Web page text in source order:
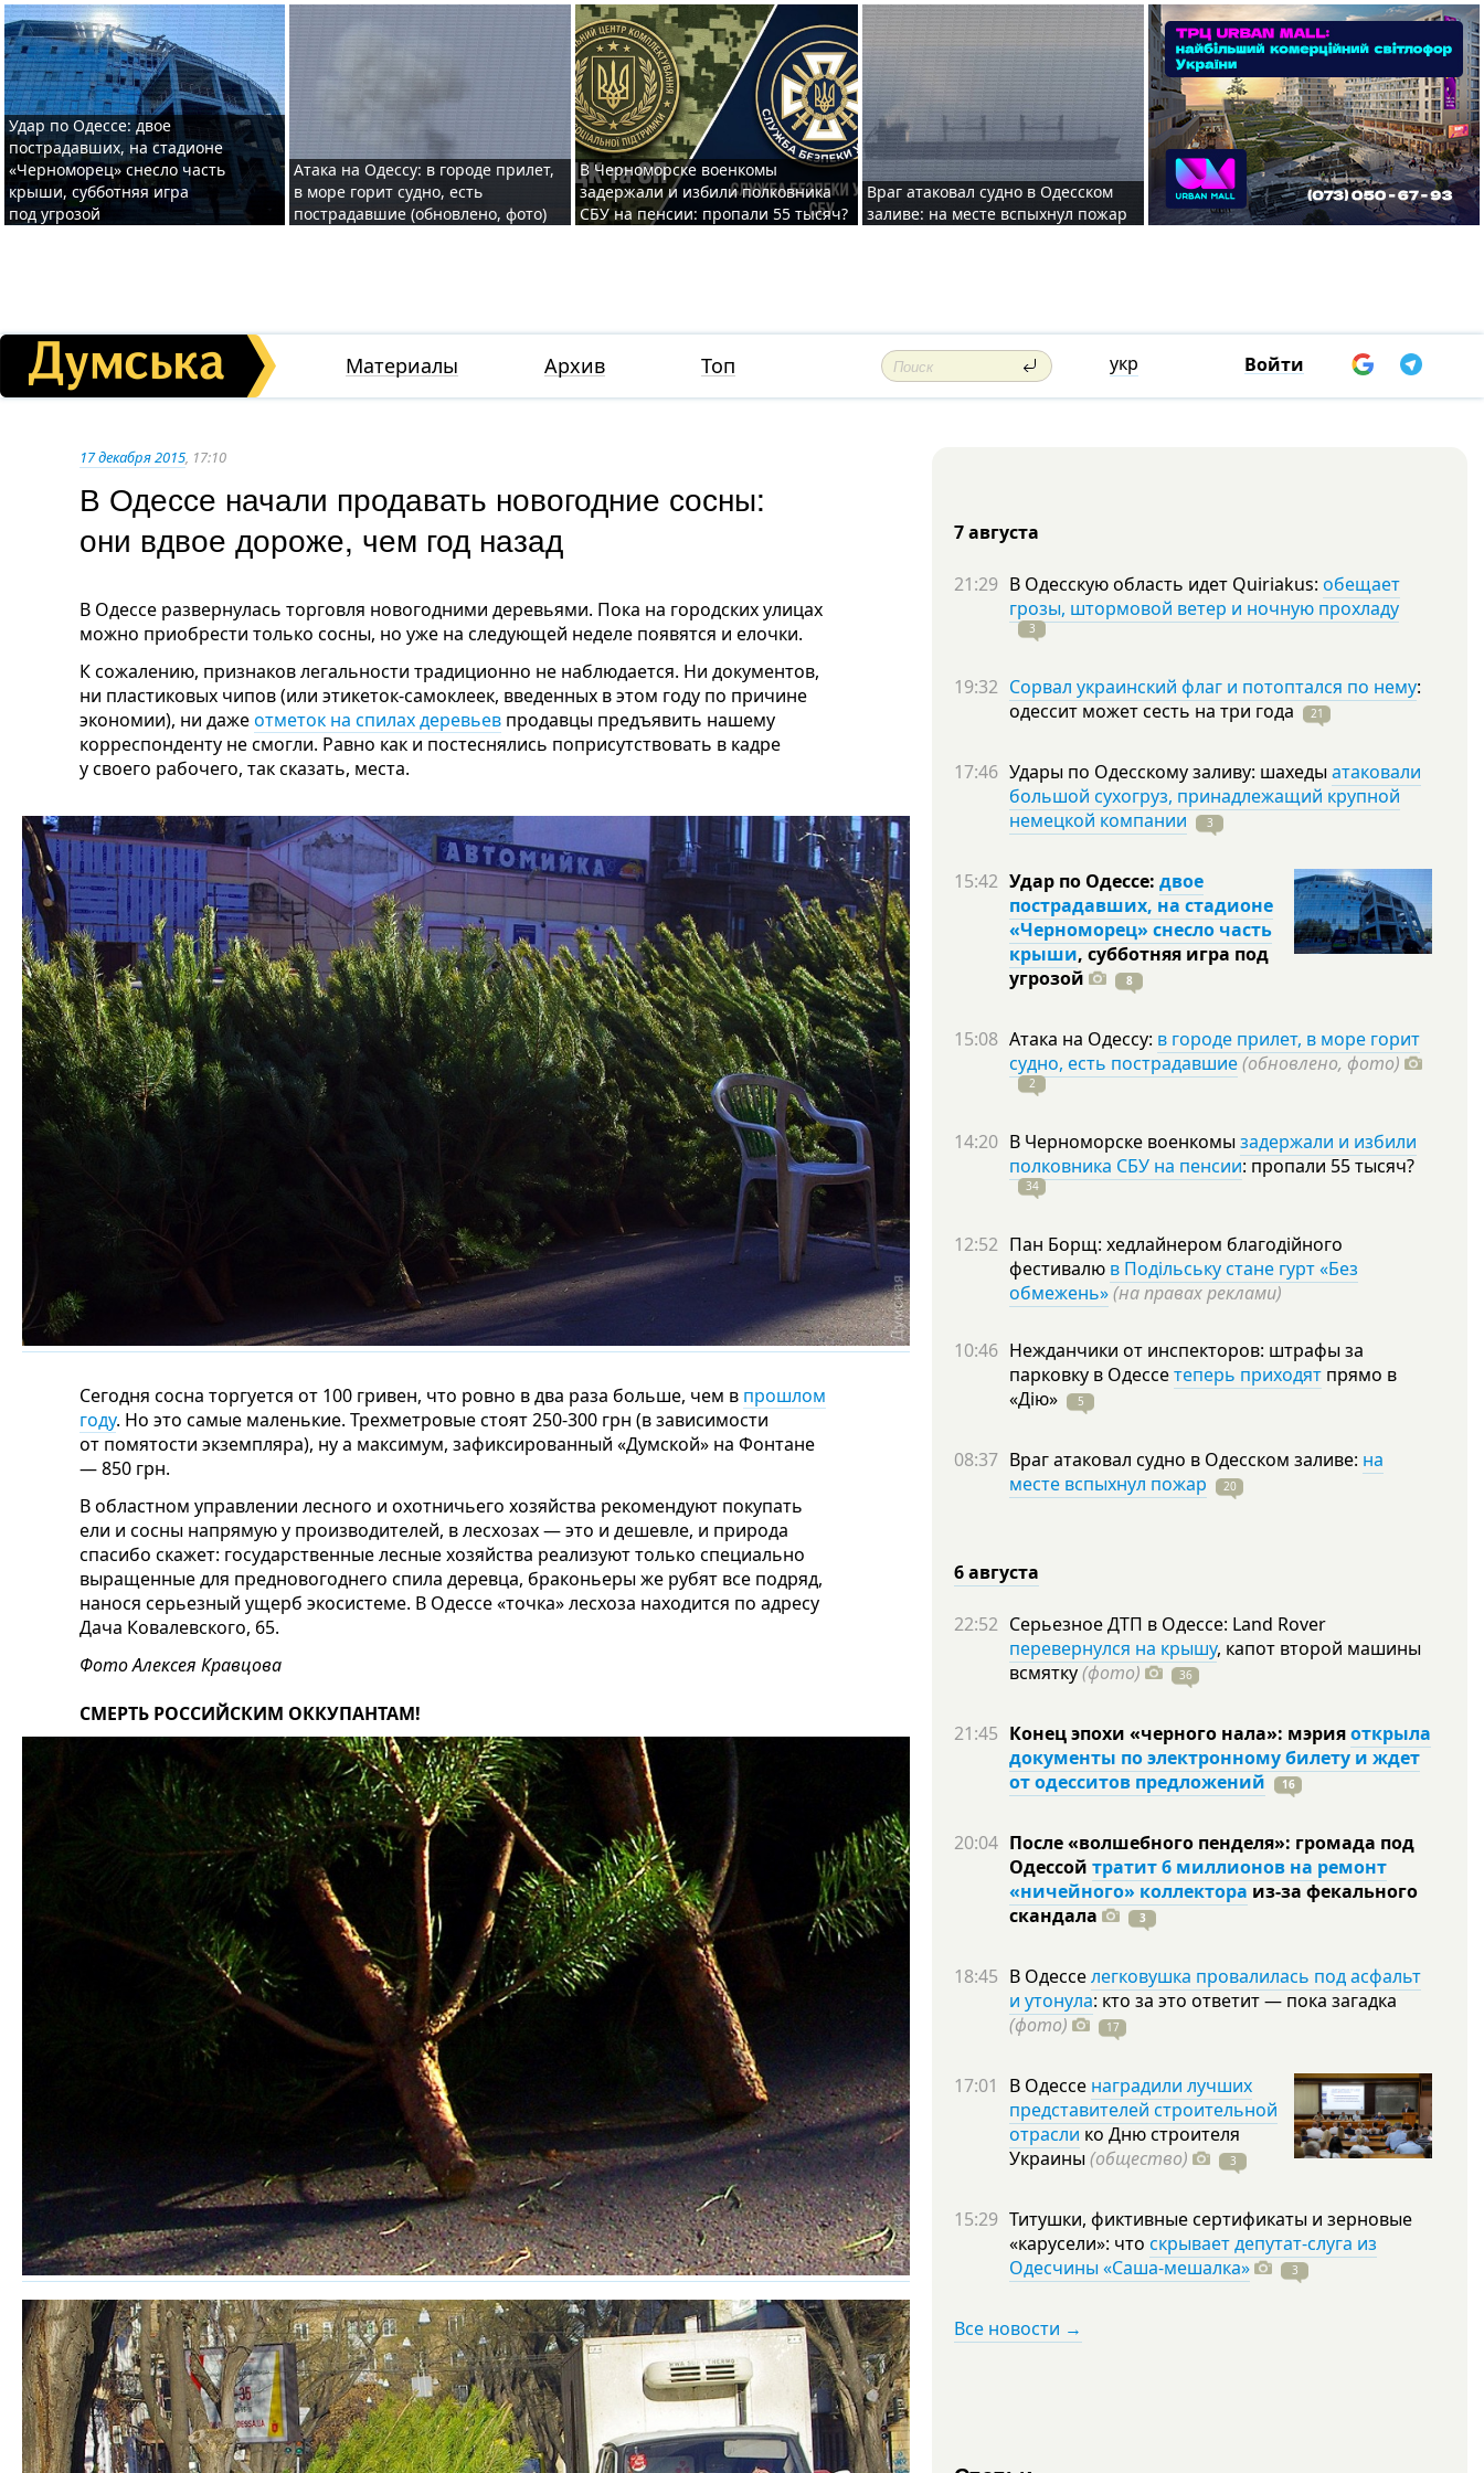
Удар по Одессе: двое
пострадавших, на стадионе
«Черноморец» снесло часть
крыши, субботняя игра
под угрозой
Атака на Одессу: в городе прилет,
в море горит судно, есть
пострадавшие (обновлено, фото)
В Черноморске военкомы
задержали и избили полковника
СБУ на пенсии: пропали 55 тысяч?
Враг атаковал судно в Одесском
заливе: на месте вспыхнул пожар
Материалы Архив Топ укр Войти
17 декабря 2015, 17:10
В Одессе начали продавать новогодние сосны:
они вдвое дороже, чем год назад
В Одессе развернулась торговля новогодними деревьями. Пока на городских улицах
можно приобрести только сосны, но уже на следующей неделе появятся и елочки.
К сожалению, признаков легальности традиционно не наблюдается. Ни документов,
ни пластиковых чипов (или этикеток-самоклеек, введенных в этом году по причине
экономии), ни дажеотметок на спилах деревьев продавцы предъявить нашему
корреспонденту не смогли. Равно как и постеснялись поприсутствовать в кадре
у своего рабочего, так сказать, места.
Сегодня сосна торгуется от 100 гривен, что ровно в два раза больше, чем в прошлом
году. Но это самые маленькие. Трехметровые стоят 250-300 грн (в зависимости
от помятости экземпляра), ну а максимум, зафиксированный «Думской» на Фонтане
— 850 грн.
В областном управлении лесного и охотничьего хозяйства рекомендуют покупать
ели и сосны напрямую у производителей, в лесхозах — это и дешевле, и природа
спасибо скажет: государственные лесные хозяйства реализуют только специально
выращенные для предновогоднего спила деревца, браконьеры же рубят все подряд,
нанося серьезный ущерб экосистеме. В Одессе «точка» лесхоза находится по адресу
Дача Ковалевского, 65.
Фото Алексея Кравцова
СМЕРТЬ РОССИЙСКИМ ОККУПАНТАМ!
7 августа
21:29 В Одесскую область идет Quiriakus: обещает
грозы, штормовой ветер и ночную прохладу
3
19:32 Сорвал украинский флаг и потоптался по нему:
одессит может сесть на три года 21
17:46 Удары по Одесскому заливу: шахеды атаковали
большой сухогруз, принадлежащий крупной
немецкой компании
3
15:42 Удар по Одессе: двое
пострадавших, на стадионе
«Черноморец» снесло часть
крыши, субботняя игра под
угрозой
8
15:08 Атака на Одессу: в городе прилет, в море горит
судно, есть пострадавшие(обновлено, фото)
2
14:20 В Черноморске военкомы задержали и избили
полковника СБУ на пенсии: пропали 55тысяч?
34
12:52 Пан Борщ: хедлайнером благодійного
фестивалю в Подільську стане гурт «Без
обмежень»(на правах реклами)
10:46 Нежданчики от инспекторов: штрафы за
парковку в Одессетеперь приходят прямо в
«Дію»
5
08:37 Враг атаковал судно в Одесском заливе: на
месте вспыхнул пожар
20
6 августа
22:52 Серьезное ДТП в Одессе: Land Rover
перевернулся на крышу, капот второй машины
всмятку(фото) 36
21:45 Конец эпохи «черного нала»: мэрияоткрыла
документы по электронному билету и ждет
от одесситов предложений
16
20:04 После «волшебного пенделя»: громада под
Одессой тратит 6 миллионов на ремонт
«ничейного» коллектора из-за фекального
скандала
3
18:45 В Одесселегковушка провалилась под асфальт
и утонула: кто за это ответит — пока загадка
(фото)
17
17:01 В Одессе наградили лучших
представителей строительной
отрасли ко Дню строителя
Украины (общество) 3
15:29 Титушки, фиктивные сертификаты и зерновые
«карусели»: что скрывает депутат-слуга из
Одесчины «Саша-мешалка»
3
Все новости →